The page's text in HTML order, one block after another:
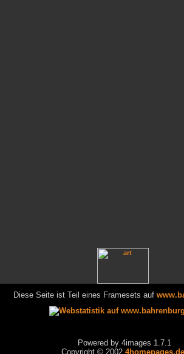
Diese Seite ist Teil eines Framesets auf
Powered by 4images 1.7.1
Copyright © 2002 4homepages.de